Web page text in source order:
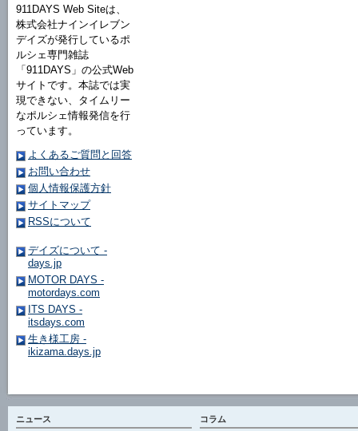
911DAYS Web Siteは、
株式会社ナインイレブン
デイズが発行しているポ
ルシェ専門雑誌
「911DAYS」の公式Web
サイトです。本誌では実
現できない、タイムリー
なポルシェ情報発信を行
っています。
よくあるご質問と回答
お問い合わせ
個人情報保護方針
サイトマップ
RSSについて
デイズについて -
days.jp
MOTOR DAYS -
motordays.com
ITS DAYS -
itsdays.com
生き様工房 -
ikizama.days.jp
ニュース コラム